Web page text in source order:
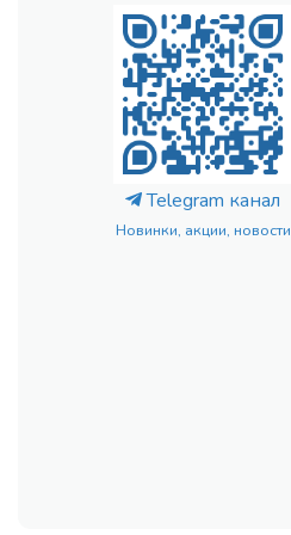
Telegram канал
Новинки, акции, новости